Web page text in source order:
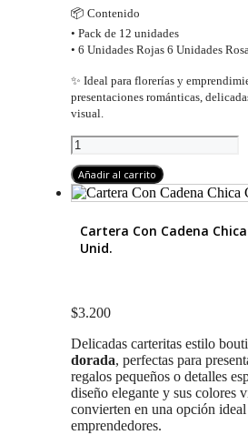
📦 Contenido
• Pack de 12 unidades
• 6 Unidades Rojas 6 Unidades
✨ Ideal para florerías y
presentaciones románticas,
visual.
Cartera
Caja
Corazón
Pack
Rosadas
Unidades
cantidad
Añadir al carrito
Cartera Con Cadena
Unid.
$3.200
Delicadas carteritas estilo
dorada, perfectas para
regalos pequeños o detalles
diseño elegante y sus colores
convierten en una opción
emprendedores.